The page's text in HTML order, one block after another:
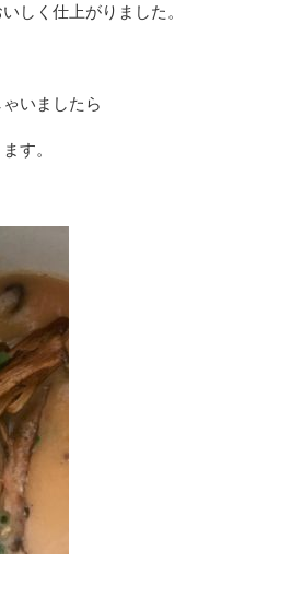
しく仕上がりました。
いましたら
す。